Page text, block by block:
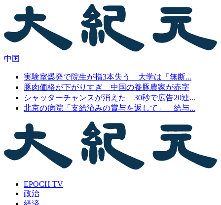
中国
実験室爆発で院生が指3本失う 大学は「無断...
豚肉価格が下がりすぎ 中国の養豚農家が赤字
シャッターチャンスが消えた 30秒で広告20連...
北京の病院「支給済みの賞与を返して」 給与...
EPOCH TV
政治